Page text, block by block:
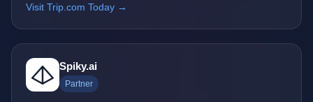
Visit Trip.com Today →
Spiky.ai
Partner